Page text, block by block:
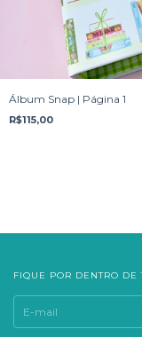
Álbum Snap | Página 1
R$115,00
FIQUE POR DENTRO DE